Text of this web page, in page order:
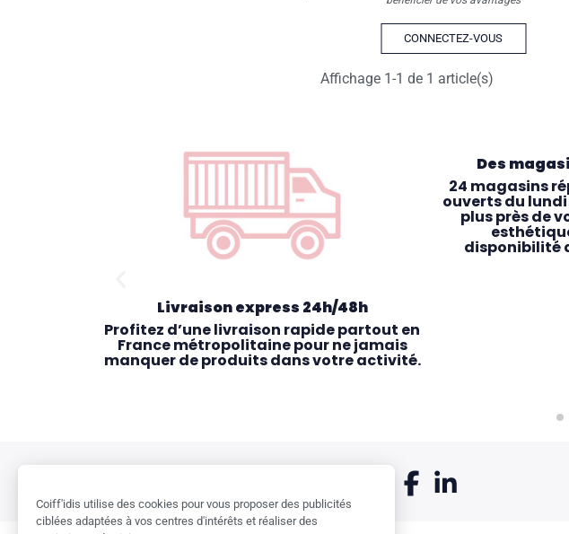
CONNECTEZ-VOUS
Affichage 1-1 de 1 article(s)
Livraison express 24h/48h
Profitez d’une livraison rapide partout en
France métropolitaine pour ne jamais
manquer de produits dans votre activité.
Des
24 magasins
ouverts du
plus près de
disponibilité